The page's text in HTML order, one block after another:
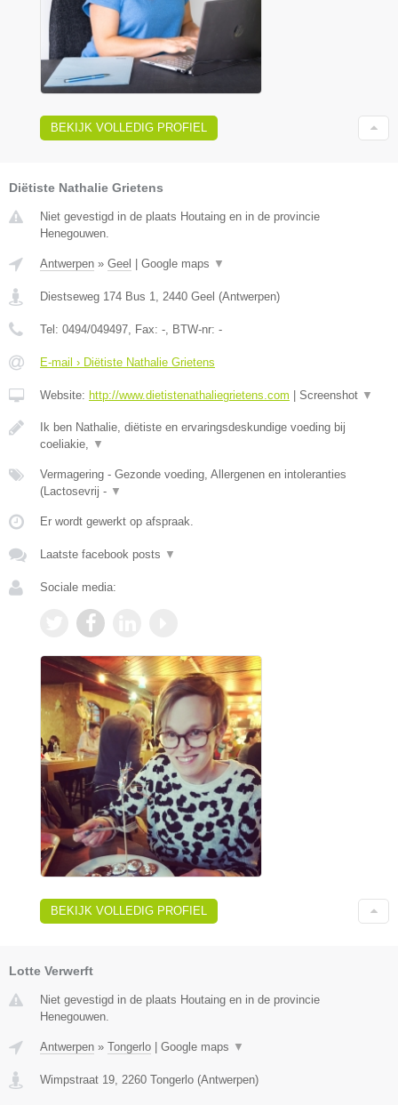
BEKIJK VOLLEDIG PROFIEL
Diëtiste Nathalie Grietens
Niet gevestigd in de plaats Houtaing en in de provincie
Henegouwen.
Antwerpen » Geel Google maps ▼
Diestseweg 174 Bus 1, 2440 Geel (Antwerpen)
Tel: 0494/049497, Fax: -, BTW-nr: -
E-mail › Diëtiste Nathalie Grietens
Website: http://www.dietistenathaliegrietens.com Screenshot ▼
Ik ben Nathalie, diëtiste en ervaringsdeskundige voeding bij
coeliakie, ▼
Vermagering - Gezonde voeding, Allergenen en intoleranties
(Lactosevrij - ▼
Er wordt gewerkt op afspraak.
Laatste facebook posts ▼
Sociale media:
BEKIJK VOLLEDIG PROFIEL
Lotte Verwerft
Niet gevestigd in de plaats Houtaing en in de provincie
Henegouwen.
Antwerpen » Tongerlo Google maps ▼
Wimpstraat 19, 2260 Tongerlo (Antwerpen)